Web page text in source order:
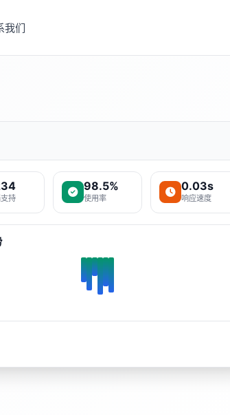
我们
持
98.5%
使用率
0.03s
响应速度